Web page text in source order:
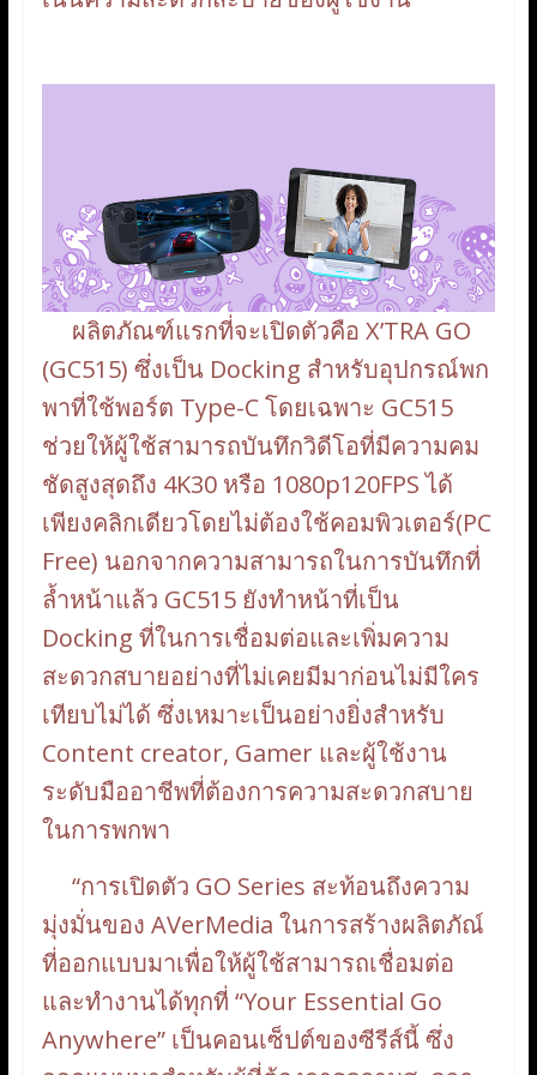
ผลิตภัณฑ์แรกที่จะเปิดตัวคือ X’TRA GO
(GC515) ซึ่งเป็น Docking สำหรับอุปกรณ์พก
พาที่ใช้พอร์ต Type-C โดยเฉพาะ GC515
ช่วยให้ผู้ใช้สามารถบันทึกวิดีโอที่มีความคม
ชัดสูงสุดถึง 4K30 หรือ 1080p120FPS ได้
เพียงคลิกเดียวโดยไม่ต้องใช้คอมพิวเตอร์(PC
Free) นอกจากความสามารถในการบันทึกที่
ล้ำหน้าแล้ว GC515 ยังทำหน้าที่เป็น
Docking ที่ในการเชื่อมต่อและเพิ่มความ
สะดวกสบายอย่างที่ไม่เคยมีมาก่อนไม่มีใคร
เทียบไม่ได้ ซึ่งเหมาะเป็นอย่างยิ่งสำหรับ
Content creator, Gamer และผู้ใช้งาน
ระดับมืออาชีพที่ต้องการความสะดวกสบาย
ในการพกพา
“การเปิดตัว GO Series สะท้อนถึงความ
มุ่งมั่นของ AVerMedia ในการสร้างผลิตภัณ์
ที่ออกแบบมาเพื่อให้ผู้ใช้สามารถเชื่อมต่อ
และทำงานได้ทุกที่ “Your Essential Go
Anywhere” เป็นคอนเซ็ปต์ของซีรีส์นี้ ซึ่ง